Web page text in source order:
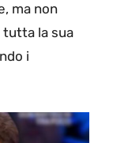
ma non
tutta la sua
i